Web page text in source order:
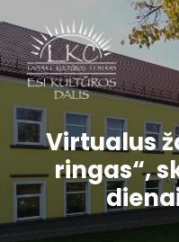
Virtualus
ringas“,